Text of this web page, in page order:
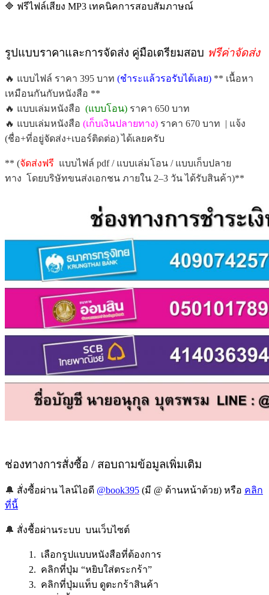
🔷 ฟรีไฟล์เสียง MP3 เทคนิคการสอบสัมภาษณ์
รูปแบบราคาและการจัดส่ง คู่มือเตรียมสอบ ฟรีค่าจัดส่ง
🔥 แบบไฟล์ ราคา 395 บาท (ชำระแล้วรอรับได้เลย) ** เนื้อหา
เหมือนกันกับหนังสือ **
🔥 แบบเล่มหนังสือ (แบบโอน) ราคา 650 บาท
🔥 แบบเล่มหนังสือ (เก็บเงินปลายทาง) ราคา 670 บาท | แจ้ง
(ชื่อ+ที่อยู่จัดส่ง+เบอร์ติดต่อ) ได้เลยครับ
** (จัดส่งฟรี แบบไฟล์ pdf / แบบเล่มโอน / แบบเก็บปลาย
ทาง โดยบริษัทขนส่งเอกชน ภายใน 2–3 วัน ได้รับสินค้า)**
ช่องทางการสั่งซื้อ / สอบถามข้อมูลเพิ่มเติม
🔔 สั่งซื้อผ่าน ไลน์ไอดี @book395 (มี @ ด้านหน้าด้วย) หรือ คลิก
ที่นี้
🔔 สั่งชื้อผ่านระบบ บนเว็บไซต์
1. เลือกรูปแบบหนังสือที่ต้องการ
2. คลิกที่ปุ่ม “หยิบใส่ตระกร้า”
3. คลิกที่ปุ่มแท็บ ดูตะกร้าสินค้า